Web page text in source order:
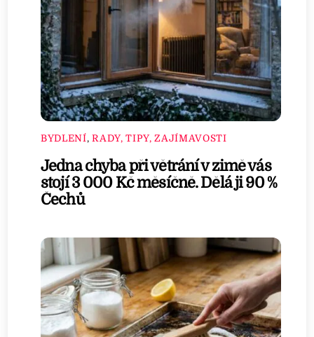
BYDLENÍ,RADY, TIPY, ZAJÍMAVOSTI
Jedna chyba při větrání v zimě vás
stojí 3 000 Kč měsíčně. Dělá ji 90 %
Čechů